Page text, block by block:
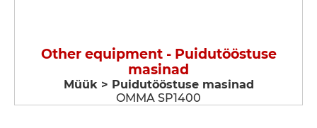
Other equipment - Puidutööstuse
masinad
Müük > Puidutööstuse masinad
OMMA SP1400